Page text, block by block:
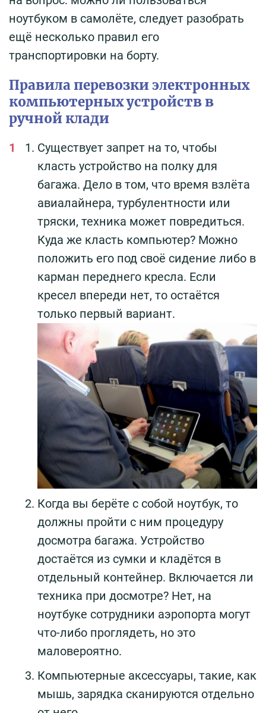
ноутбуком в самолёте, следует разобрать
ещё несколько правил его
транспортировки на борту.
Правила перевозки электронных
компьютерных устройств в
ручной клади
Существует запрет на то, чтобы
класть устройство на полку для
багажа. Дело в том, что время взлёта
авиалайнера, турбулентности или
тряски, техника может повредиться.
Куда же класть компьютер? Можно
положить его под своё сидение либо в
карман переднего кресла. Если
кресел впереди нет, то остаётся
только первый вариант.
Когда вы берёте с собой ноутбук, то
должны пройти с ним процедуру
досмотра багажа. Устройство
достаётся из сумки и кладётся в
отдельный контейнер. Включается ли
техника при досмотре? Нет, на
ноутбуке сотрудники аэропорта могут
что-либо проглядеть, но это
маловероятно.
Компьютерные аксессуары, такие, как
мышь, зарядка сканируются отдельно